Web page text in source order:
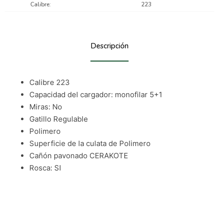
Calibre 223
Descripción
Calibre 223
Capacidad del cargador: monofilar 5+1
Miras: No
Gatillo Regulable
Polimero
Superficie de la culata de Polimero
Cañón pavonado CERAKOTE
Rosca: SI